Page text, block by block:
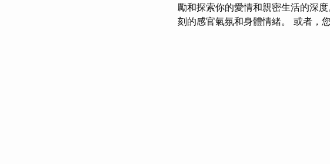
勵和探索你的愛情和親密生活的深
刻的感官氣氛和身體情緒。 或者，